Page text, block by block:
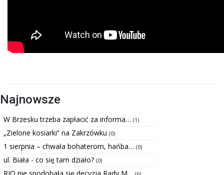
Najnowsze
W Brzesku trzeba zapłacić za informa… (1)
„Zielone kosiarki” na Zakrzówku (0)
1 sierpnia – chwała bohaterom, hańba… (0)
ul. Biała - co się tam działo? (0)